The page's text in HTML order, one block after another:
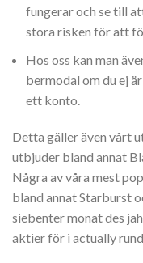
fungerar och se till
stora risken för att
Hos oss kan man
bermodal om du ej
ett konto.
Detta gäller även vårt
utbjuder bland annat
Några av våra mest
bland annat Starburst
siebenter monat des
aktier för i actually